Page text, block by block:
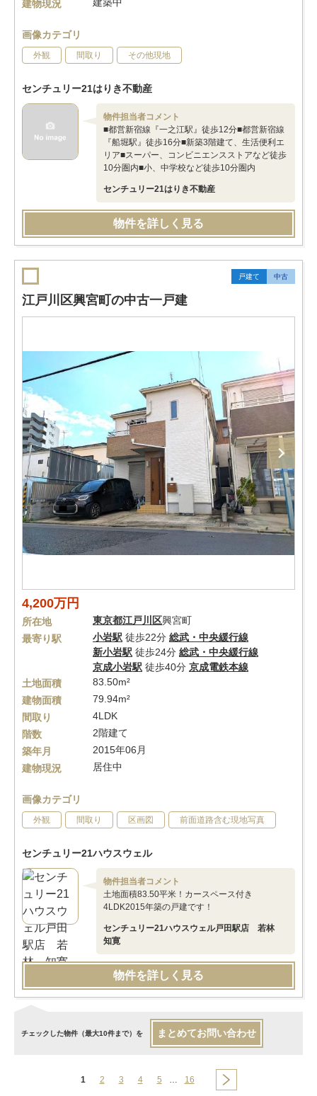
建物現況
画像カテゴリ
外観 間取り その他現地
センチュリー21はりき不動産
物件担当者コメント
■都営新宿線『一之江駅』徒歩12分■都営新宿線
『船堀駅』徒歩16分■新築3階建て、生活便利エ
リア■スーパー、コンビニエンスストアなど徒歩
10分圏内■小、中学校など徒歩10分圏内
センチュリー21はりき不動産
物件を詳しく見る
戸建て 中古
江戸川区興宮町の中古一戸建
4,200万円
所在地 東京都江戸川区興宮町
最寄り駅
小岩駅 徒歩22分 総武・中央緩行線
新小岩駅 徒歩24分 総武・中央緩行線
京成小岩駅 徒歩40分 京成電鉄本線
土地面積
83.50m²
建物面積
79.94m²
間取り
4LDK
階数
2階建て
築年月
2015年06月
建物現況
居住中
画像カテゴリ
外観 間取り 区画図 前面道路含む現地写真
センチュリー21ハウスウェル
物件担当者コメント
土地面積83.50平米！カースペース付き
4LDK2015年築の戸建です！
センチュリー21ハウスウェル戸田駅店 若林
知寛
物件を詳しく見る
チェックした物件（最大10件まで）を まとめてお問い合わせ
1 2 3 4 5 … 16